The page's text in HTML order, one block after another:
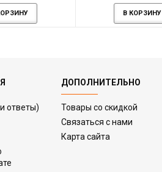
В КОРЗИНУ
ответы)
ДОПОЛНИТЕЛЬНО
Товары со скидкой
Связаться с нами
Карта сайта